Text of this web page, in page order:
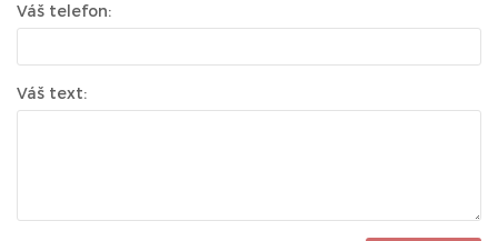
Váš telefon:
Váš text: